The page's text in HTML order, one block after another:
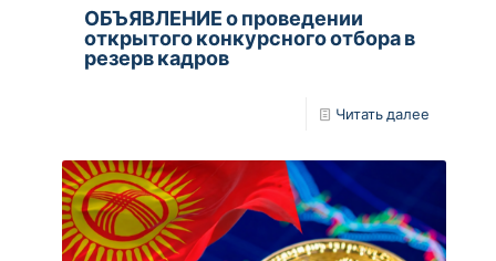
ОБЪЯВЛЕНИЕ о проведении
открытого конкурсного отбора в
резерв кадров
Читать далее